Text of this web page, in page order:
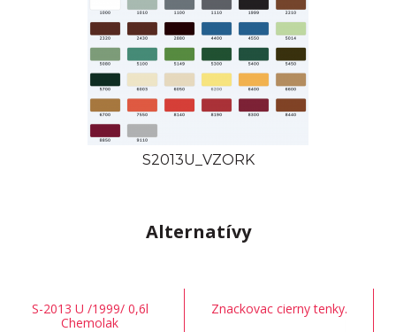
S2013U_VZORK
Alternatívy
S-2013 U /1999/ 0,6l
Chemolak
Znackovac cierny tenky.